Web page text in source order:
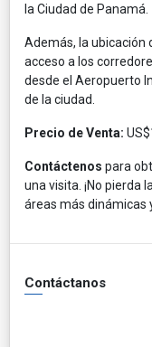
la Ciudad de Panamá. ​
Además, la ubicación
acceso a los
desde el Aeropuerto
de la ciudad.
Precio de Venta:
Contáctenos para
una visita. ¡No pierda
áreas más dinámicas
Contáctanos